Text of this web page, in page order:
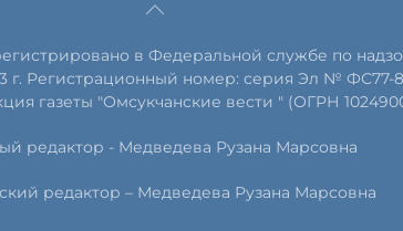
в Федеральной службе по
г. Регистрационный номер: серия Эл № ФС77-
газеты "Омсукчанские вести " (ОГРН
редактор - Медведева Рузана Марсовна
редактор – Медведева Рузана Марсовна